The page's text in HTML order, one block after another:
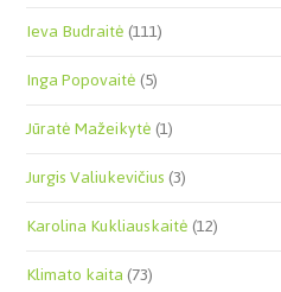
Ieva Budraitė(111)
Inga Popovaitė(5)
Jūratė Mažeikytė(1)
Jurgis Valiukevičius(3)
Karolina Kukliauskaitė(12)
Klimato kaita(73)